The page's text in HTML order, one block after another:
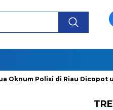
di Riau Dicopot usai